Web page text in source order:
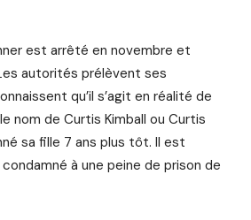
est arrêté en novembre et
autorités prélèvent ses
qu’il s’agit en réalité de
nom de Curtis Kimball ou Curtis
sa fille 7 ans plus tôt. Il est
à une peine de prison de